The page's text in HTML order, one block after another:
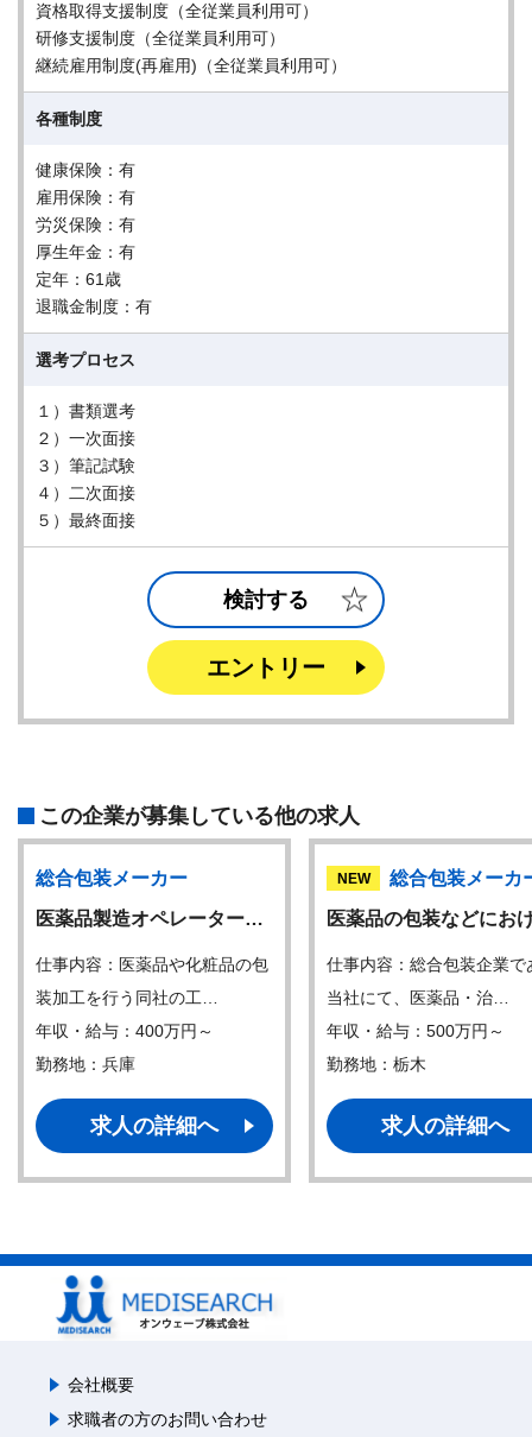
資格取得支援制度（全従業員利用可）
研修支援制度（全従業員利用可）
継続雇用制度(再雇用)（全従業員利用可）
各種制度
健康保険：有
雇用保険：有
労災保険：有
厚生年金：有
定年：61歳
退職金制度：有
選考プロセス
１）書類選考
２）一次面接
３）筆記試験
４）二次面接
５）最終面接
検討する
エントリー
この企業が募集している他の求人
総合包装メーカー
医薬品製造オペレーター…
仕事内容：医薬品や化粧品の包
装加工を行う同社の工…
年収・給与：400万円～
勤務地：兵庫
求人の詳細へ
NEW
総合包装メーカ
医薬品の包装などにお
仕事内容：総合包装企業で
当社にて、医薬品・治…
年収・給与：500万円～
勤務地：栃木
求人の詳細へ
会社概要
求職者の方のお問い合わせ